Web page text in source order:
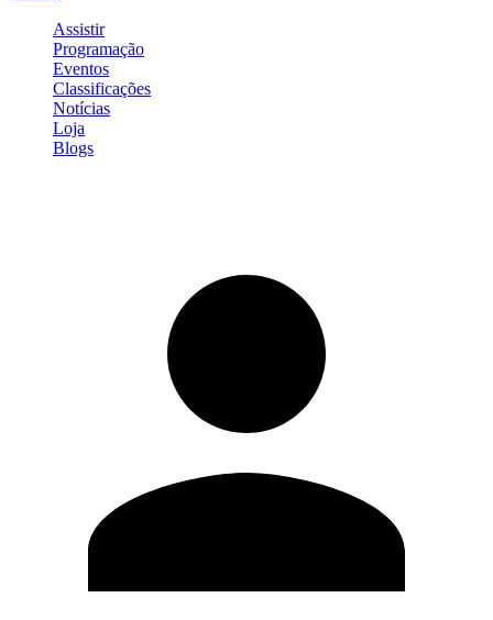
Assistir
Programação
Eventos
Classificações
Notícias
Loja
Blogs